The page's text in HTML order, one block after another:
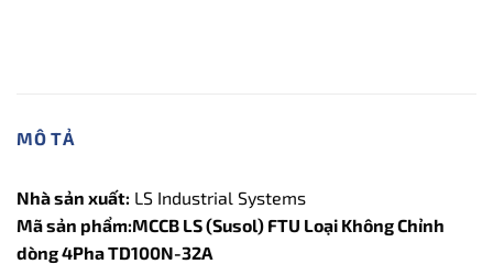
MÔ TẢ
Nhà sản xuất: LS Industrial Systems
Mã sản phẩm:MCCB LS (Susol) FTU Loại Không Chỉnh
dòng 4Pha TD100N-32A